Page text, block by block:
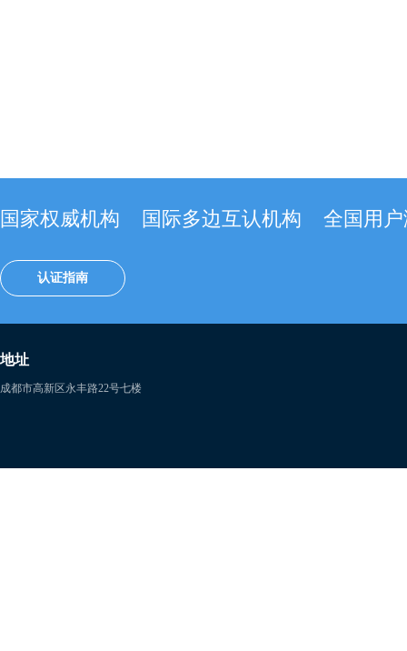
国家权威机构 国际多边互认机构 全国用
认证指南
地址
成都市高新区永丰路22号七楼